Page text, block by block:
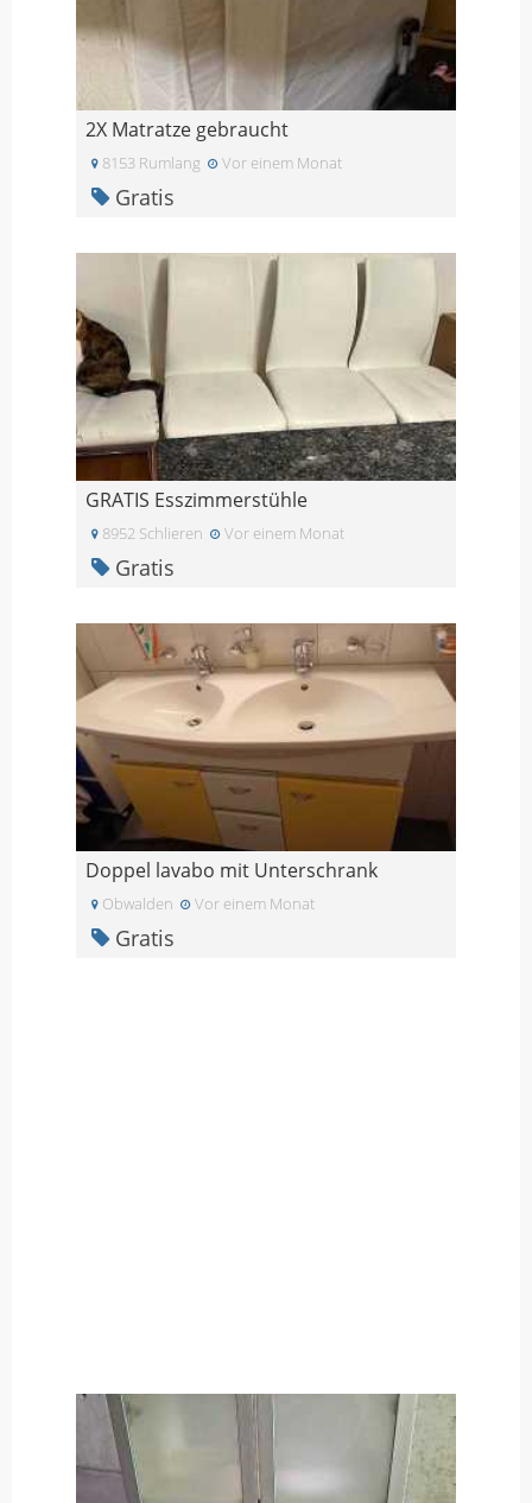
2X Matratze gebraucht
8153 Rumlang Vor einem Monat
Gratis
GRATIS Esszimmerstühle
8952 Schlieren Vor einem Monat
Gratis
Doppel lavabo mit Unterschrank
Obwalden Vor einem Monat
Gratis